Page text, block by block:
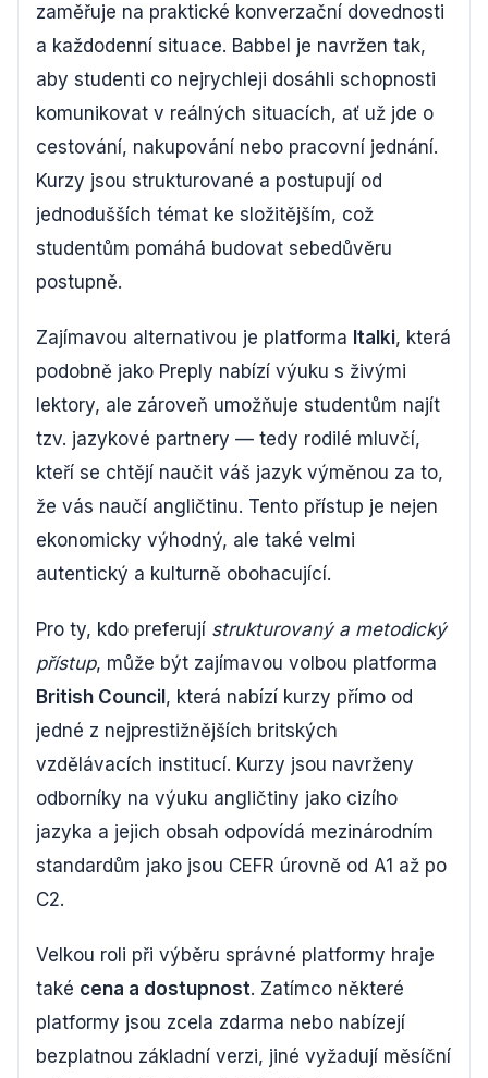
zaměřuje na praktické konverzační dovednosti
a každodenní situace. Babbel je navržen tak,
aby studenti co nejrychleji dosáhli schopnosti
komunikovat v reálných situacích, ať už jde o
cestování, nakupování nebo pracovní jednání.
Kurzy jsou strukturované a postupují od
jednodušších témat ke složitějším, což
studentům pomáhá budovat sebedůvěru
postupně.
Zajímavou alternativou je platforma Italki, která
podobně jako Preply nabízí výuku s živými
lektory, ale zároveň umožňuje studentům najít
tzv. jazykové partnery — tedy rodilé mluvčí,
kteří se chtějí naučit váš jazyk výměnou za to,
že vás naučí angličtinu. Tento přístup je nejen
ekonomicky výhodný, ale také velmi
autentický a kulturně obohacující.
Pro ty, kdo preferují strukturovaný a metodický
přístup, může být zajímavou volbou platforma
British Council , která nabízí kurzy přímo od
jedné z nejprestižnějších britských
vzdělávacích institucí. Kurzy jsou navrženy
odborníky na výuku angličtiny jako cizího
jazyka a jejich obsah odpovídá mezinárodním
standardům jako jsou CEFR úrovně od A1 až po
C2.
Velkou roli při výběru správné platformy hraje
také cena a dostupnost. Zatímco některé
platformy jsou zcela zdarma nebo nabízejí
bezplatnou základní verzi, jiné vyžadují měsíční